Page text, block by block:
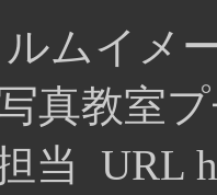
ムイメ
真教室
当 URL